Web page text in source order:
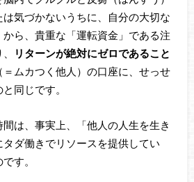
は気づかないうちに、自分の大切な
ら、貴重な「運転資金」である注
リターンが絶対にゼロであること
＝ムカつく他人）の口座に、せっせ
同じです。
は、事実上、「他人の人生を生き
ダ働きでリソースを提供してい
す。